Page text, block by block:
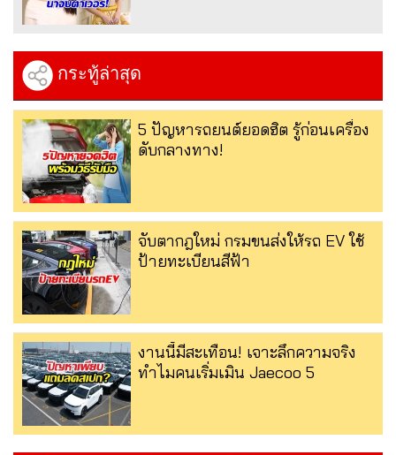
กระทู้ล่าสุด
5 ปัญหารถยนต์ยอดฮิต รู้ก่อนเครื่อง
ดับกลางทาง!
จับตากฎใหม่ กรมขนส่งให้รถ EV ใช้
ป้ายทะเบียนสีฟ้า
งานนี้มีสะเทือน! เจาะลึกความจริง
ทำไมคนเริ่มเมิน Jaecoo 5